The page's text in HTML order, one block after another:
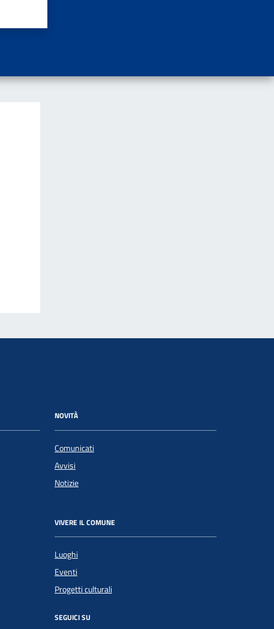
NOVITÀ
Comunicati
Avvisi
Notizie
VIVERE IL COMUNE
Luoghi
Eventi
Progetti culturali
SEGUICI SU